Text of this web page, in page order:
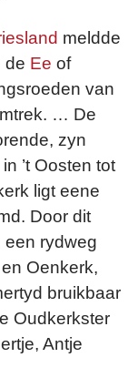
meldde
de Ee of
van
… De
zyn
’t Oosten tot
ligt eene
Door dit
een rydweg
Oenkerk,
bruikbaar
Oudkerkster
Antje